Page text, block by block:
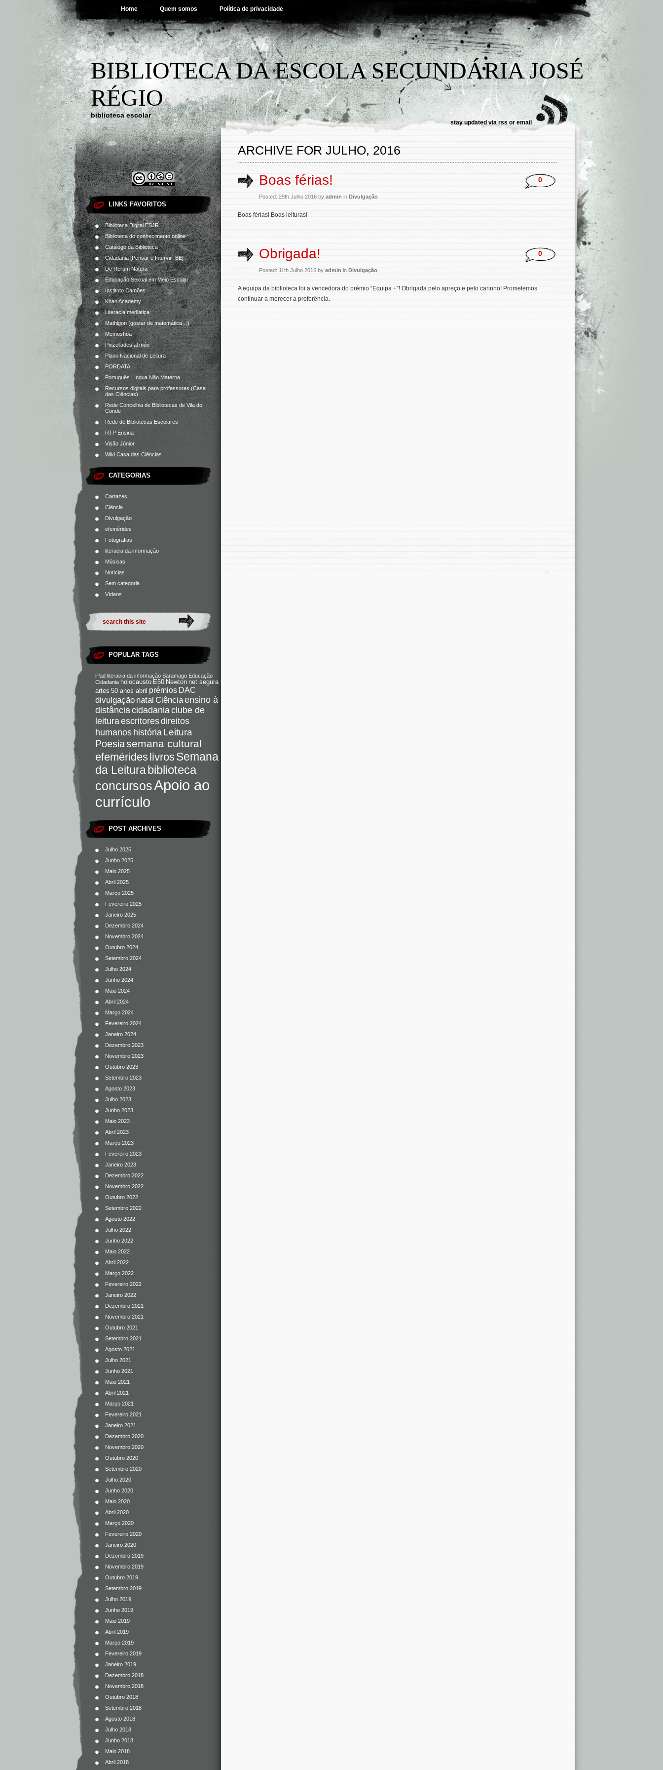
Home Quem somos Política de privacidade
BIBLIOTECA DA ESCOLA SECUNDÁRIA JOSÉ
RÉGIO
biblioteca escolar
stay updated via rss or email
LINKS FAVORITOS
Biblioteca Digital ESJR
Biblioteca do conhecimento online
Catálogo da Biblioteca
Cidadania [Pensar e Intervir- BE]
De Rerum Natura
Educação Sexual em Meio Escolar
Instituto Camões
Khan Academy
Literacia mediática
Mathigon (gostar de matemática…)
Memoshoa
Pinzellades al món
Plano Nacional de Leitura
PORDATA
Português Língua Não Materna
Recursos digitais para professores (Casa
das Ciências)
Rede Concelhia de Bibliotecas de Vila do
Conde
Rede de Bibliotecas Escolares
RTP Ensina
Visão Júnior
Wiki Casa das Ciências
CATEGORIAS
Cartazes
Ciência
Divulgação
efemérides
Fotografias
literacia da informação
Músicas
Notícias
Sem categoria
Vídeos
POPULAR TAGS
iPad literacia da informação Saramago Educação
Cidadania holocausto E50 Newton net segura
artes 50 anos abril prémios DAC
divulgação natal Ciênciaensino à
distânciacidadaniaclube de
leituraescritoresdireitos
humanoshistória Leitura
Poesiasemana cultural
efemérideslivrosSemana
da Leiturabiblioteca
concursosApoio ao
currículo
POST ARCHIVES
Julho 2025
Junho 2025
Maio 2025
Abril 2025
Março 2025
Fevereiro 2025
Janeiro 2025
Dezembro 2024
Novembro 2024
Outubro 2024
Setembro 2024
Julho 2024
Junho 2024
Maio 2024
Abril 2024
Março 2024
Fevereiro 2024
Janeiro 2024
Dezembro 2023
Novembro 2023
Outubro 2023
Setembro 2023
Agosto 2023
Julho 2023
Junho 2023
Maio 2023
Abril 2023
Março 2023
Fevereiro 2023
Janeiro 2023
Dezembro 2022
Novembro 2022
Outubro 2022
Setembro 2022
Agosto 2022
Julho 2022
Junho 2022
Maio 2022
Abril 2022
Março 2022
Fevereiro 2022
Janeiro 2022
Dezembro 2021
Novembro 2021
Outubro 2021
Setembro 2021
Agosto 2021
Julho 2021
Junho 2021
Maio 2021
Abril 2021
Março 2021
Fevereiro 2021
Janeiro 2021
Dezembro 2020
Novembro 2020
Outubro 2020
Setembro 2020
Julho 2020
Junho 2020
Maio 2020
Abril 2020
Março 2020
Fevereiro 2020
Janeiro 2020
Dezembro 2019
Novembro 2019
Outubro 2019
Setembro 2019
Julho 2019
Junho 2019
Maio 2019
Abril 2019
Março 2019
Fevereiro 2019
Janeiro 2019
Dezembro 2018
Novembro 2018
Outubro 2018
Setembro 2018
Agosto 2018
Julho 2018
Junho 2018
Maio 2018
Abril 2018
ARCHIVE FOR JULHO, 2016
Boas férias!
Posted: 29th Julho 2016 by admin in Divulgação
0
Boas férias! Boas leituras!
Obrigada!
Posted: 11th Julho 2016 by admin in Divulgação
0
A equipa da biblioteca foi a vencedora do prémio “Equipa +”! Obrigada pelo apreço e pelo carinho! Prometemos
continuar a merecer a preferência.